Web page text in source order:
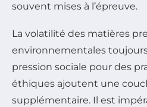
souvent mises à l’épreuve.
La volatilité des matières
environnementales
pression sociale pour des
éthiques ajoutent une
supplémentaire. Il est